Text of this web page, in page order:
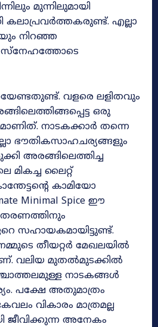
മുന്നിലുമായി
കലാപ്രവർത്തകരുണ്ട്. എല്ലാ
നിറഞ്ഞ
വളരെ ലളിതവും
ഒരു
നാടകക്കാർ തന്നെ
ഭൗതികസാഹചര്യങ്ങളും
അരങ്ങിലെത്തിച്ച
മികച്ച ലൈറ്റ്
കാമിയോ
Minimal Spice ഈ
സഹായകമായിട്ടുണ്ട്.
തീയറ്റർ മേഖലയിൽ
വലിയ മുതൽമുടക്കിൽ
നാടകങ്ങൾ
പക്ഷേ അതുമാത്രം
വികാരം മാത്രമല്ല
ജീവിക്കുന്ന അനേകം